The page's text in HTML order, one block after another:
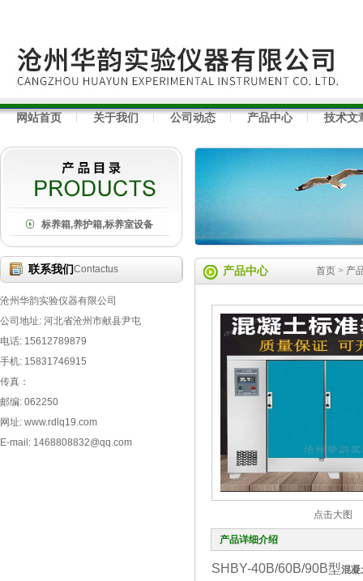
网站首页 关于我们 公司动态 产品中心 技术文
标养箱,养护箱,标养室设备
联系我们Contactus
沧州华韵实验仪器有限公司
公司地址: 河北省沧州市献县尹屯
电话: 15612789879
手机: 15831746915
传真：
邮编: 062250
网址: www.rdlq19.com
E-mail: 1468808832@qq.com
产品中心 首页 > 产
点击大图
产品详细介绍
SHBY-40B/60B/90B型混凝